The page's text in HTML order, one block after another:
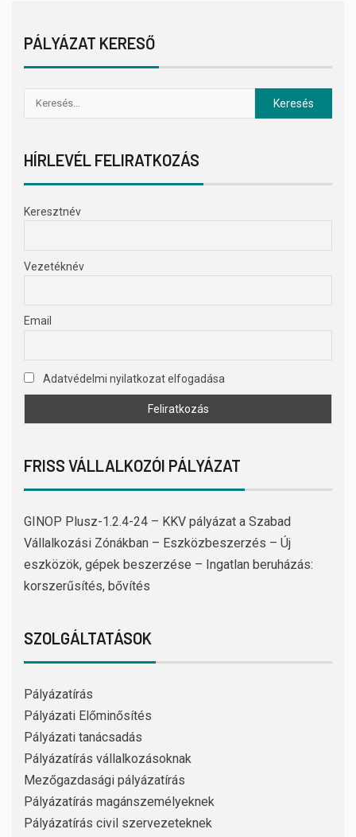
PÁLYÁZAT KERESŐ
HÍRLEVÉL FELIRATKOZÁS
Keresztnév
Vezetéknév
Email
Adatvédelmi nyilatkozat elfogadása
FRISS VÁLLALKOZÓI PÁLYÁZAT
GINOP Plusz-1.2.4-24 – KKV pályázat a Szabad
Vállalkozási Zónákban – Eszközbeszerzés – Új
eszközök, gépek beszerzése – Ingatlan beruházás:
korszerűsítés, bővítés
SZOLGÁLTATÁSOK
Pályázatírás
Pályázati Előminősítés
Pályázati tanácsadás
Pályázatírás vállalkozásoknak
Mezőgazdasági pályázatírás
Pályázatírás magánszemélyeknek
Pályázatírás civil szervezeteknek